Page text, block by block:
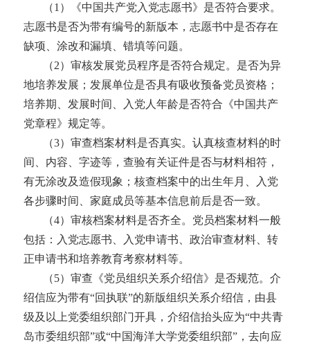
（1）《中国共产党入党志愿书》是否符合要求。
志愿书是否为带有编号的新版本，志愿书中是否存在
缺项、涂改和漏填、错填等问题。
（2）审核发展党员程序是否符合规定。是否为异
地培养发展；发展单位是否具有吸收预备党员资格；
培养期、发展时间、入党人年龄是否符合《中国共产
党章程》规定等。
（3）审查档案材料是否真实。认真核查材料的时
间、内容、字迹等，查验有关证件是否与材料相符，
有无涂改及造假现象；核查档案中的出生年月、入党
各步骤时间、家庭成员等基本信息前后是否一致。
（4）审核档案材料是否齐全。党员档案材料一般
包括：入党志愿书、入党申请书、政治审查材料、转
正申请书和培养教育考察材料等。
（5）审查《党员组织关系介绍信》是否规范。介
绍信应为带有“回执联”的新版组织关系介绍信，由县
级及以上党委组织部门开具，介绍信抬头应为“中共青
岛市委组织部”或“中国海洋大学党委组织部”，去向应